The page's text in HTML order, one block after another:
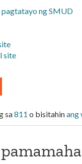
pagtatayo ng SMUD
site
sa811 o bisitahinang